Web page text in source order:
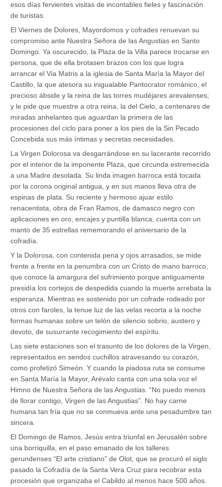
esos días fervientes visitas de incontables fieles y fascinación
de turistas.
El Viernes de Dolores, Mayordomos y cofrades renuevan su
compromiso ante Nuestra Señora de las Angustias en Santo
Domingo. Ya oscurecido, la Plaza de la Villa parece trocarse en
persona, que de ella brotasen brazos con los que logra
arrancar el Via Matris a la iglesia de Santa María la Mayor del
Castillo, la que atesora su inigualable Pantocrator románico, el
precioso ábside y la reina de las torres mudéjares arevalenses;
y le pide que muestre a otra reina, la del Cielo, a centenares de
miradas anhelantes que aguardan la primera de las
procesiones del ciclo para poner a los pies de la Sin Pecado
Concebida sus más íntimas y secretas necesidades.
La Virgen Dolorosa va desgarrándose en su lacerante recorrido
por el interior de la imponente Plaza, que circunda estremecida
a una Madre desolada. Su linda imagen barroca está tocada
por la corona original antigua, y en sus manos lleva otra de
espinas de plata. Su reciente y hermoso ajuar estilo
renacentista, obra de Fran Ramos, de damasco negro con
aplicaciones en oro, encajes y puntilla blanca, cuenta con un
manto de 35 estrellas rememorando el aniversario de la
cofradía.
Y la Dolorosa, con contenida pena y ojos arrasados, se mide
frente a frente en la penumbra con un Cristo de mano barroco,
que conoce la amargura del sufrimiento porque antiguamente
presidía los cortejos de despedida cuando la muerte arrebata la
esperanza. Mientras es sostenido por un cofrade rodeado por
otros con faroles, la tenue luz de las velas recorta a la noche
formas humanas sobre un telón de silencio sobrio, austero y
devoto, de susurrante recogimiento del espíritu.
Las siete estaciones son el trasunto de los dolores de la Virgen,
representados en sendos cuchillos atravesando su corazón,
como profetizó Simeón. Y cuando la piadosa ruta se consume
en Santa María la Mayor, Arévalo canta con una sola voz el
Himno de Nuestra Señora de las Angustias. “No puedo menos
de llorar contigo, Virgen de las Angustias”. No hay carne
humana tan fría que no se conmueva ante una pesadumbre tan
sincera.
El Domingo de Ramos, Jesús entra triunfal en Jerusalén sobre
una borriquilla, en el paso emanado de los talleres
gerundenses “El arte cristiano” de Olot, que se procuró el siglo
pasado la Cofradía de la Santa Vera Cruz para recobrar esta
procesión que organizaba el Cabildo al menos hace 500 años.